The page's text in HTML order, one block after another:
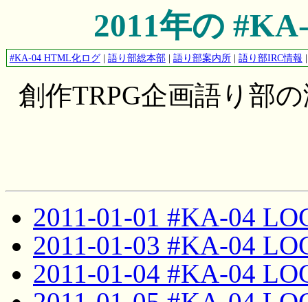
2011年の
#KA-04 HTML化ログ| 語り部総本部| 語り部案内所| 語り部IRC情報
創作TRPG企画語り部
2011-01-01 #KA-04
2011-01-03 #KA-04
2011-01-04 #KA-04